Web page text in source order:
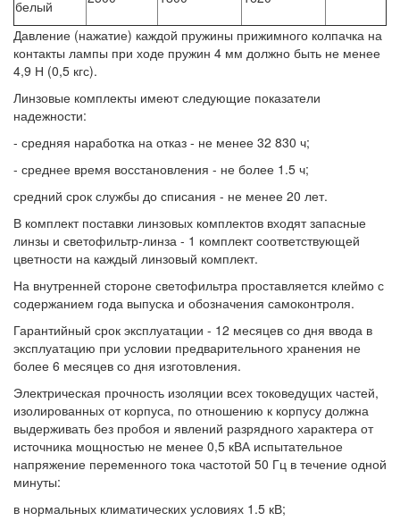
белый
Давление (нажатие) каждой пружины прижимного колпачка на
контакты лампы при ходе пружин 4 мм должно быть не менее
4,9 Н (0,5 кгс).
Линзовые комплекты имеют следующие показатели
надежности:
- средняя наработка на отказ - не менее 32 830 ч;
- среднее время восстановления - не более 1.5 ч;
средний срок службы до списания - не менее 20 лет.
В комплект поставки линзовых комплектов входят запасные
линзы и светофильтр-линза - 1 комплект соответствующей
цветности на каждый линзовый комплект.
На внутренней стороне светофильтра проставляется клеймо с
содержанием года выпуска и обозначения самоконтроля.
Гарантийный срок эксплуатации - 12 месяцев со дня ввода в
эксплуатацию при условии предварительного хранения не
более 6 месяцев со дня изготовления.
Электрическая прочность изоляции всех токоведущих частей,
изолированных от корпуса, по отношению к корпусу должна
выдерживать без пробоя и явлений разрядного характера от
источника мощностью не менее 0,5 кВА испытательное
напряжение переменного тока частотой 50 Гц в течение одной
минуты:
в нормальных климатических условиях 1.5 кВ;